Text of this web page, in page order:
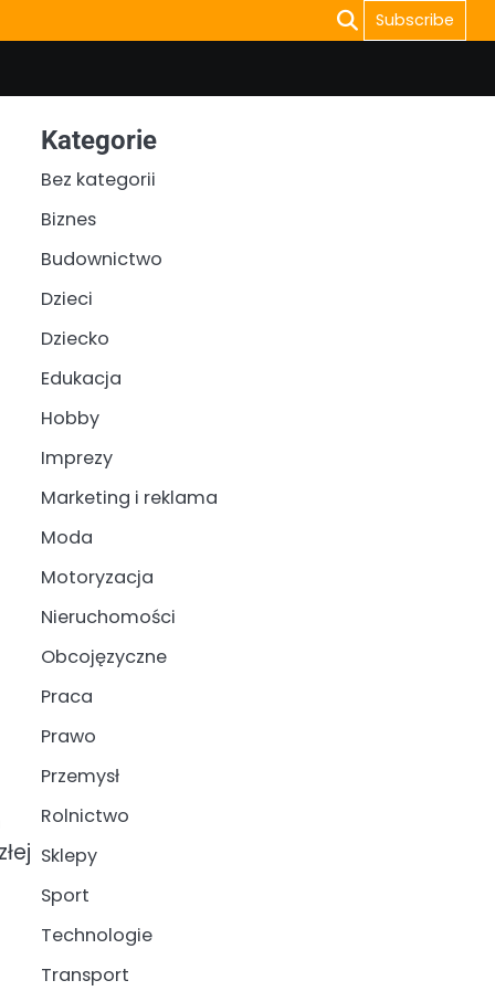
Subscribe
Kategorie
Bez kategorii
Biznes
Budownictwo
Dzieci
Dziecko
Edukacja
Hobby
Imprezy
Marketing i reklama
Moda
Motoryzacja
Nieruchomości
Obcojęzyczne
Praca
Prawo
Przemysł
Rolnictwo
Sklepy
Sport
Technologie
Transport